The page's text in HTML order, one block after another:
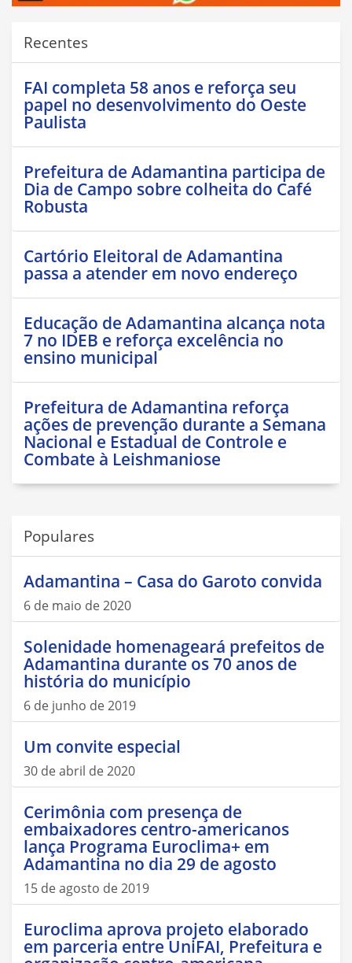
Recentes
FAI completa 58 anos e reforça seu
papel no desenvolvimento do Oeste
Paulista
Prefeitura de Adamantina participa de
Dia de Campo sobre colheita do Café
Robusta
Cartório Eleitoral de Adamantina
passa a atender em novo endereço
Educação de Adamantina alcança nota
7 no IDEB e reforça excelência no
ensino municipal
Prefeitura de Adamantina reforça
ações de prevenção durante a Semana
Nacional e Estadual de Controle e
Combate à Leishmaniose
Populares
Adamantina – Casa do Garoto convida
6 de maio de 2020
Solenidade homenageará prefeitos de
Adamantina durante os 70 anos de
história do município
6 de junho de 2019
Um convite especial
30 de abril de 2020
Cerimônia com presença de
embaixadores centro-americanos
lança Programa Euroclima+ em
Adamantina no dia 29 de agosto
15 de agosto de 2019
Euroclima aprova projeto elaborado
em parceria entre UniFAI, Prefeitura e